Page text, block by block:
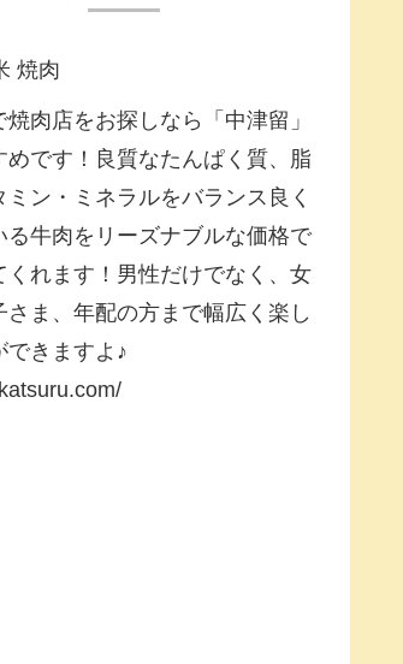
焼肉
焼肉店をお探しなら「中津留」
めです！良質なたんぱく質、脂
ミン・ミネラルをバランス良く
る牛肉をリーズナブルな価格で
くれます！男性だけでなく、女
さま、年配の方まで幅広く楽し
できますよ♪